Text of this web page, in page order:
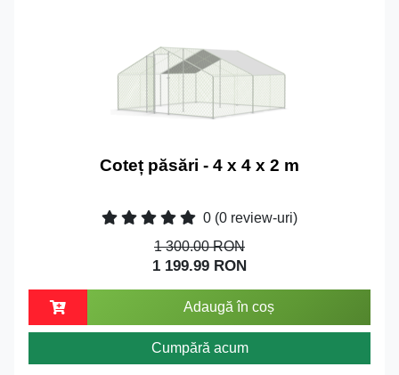
Coteț păsări - 4 x 4 x 2 m
0 (0 review-uri)
1 300.00 RON
1 199.99 RON
Adaugă în coș
Cumpără acum